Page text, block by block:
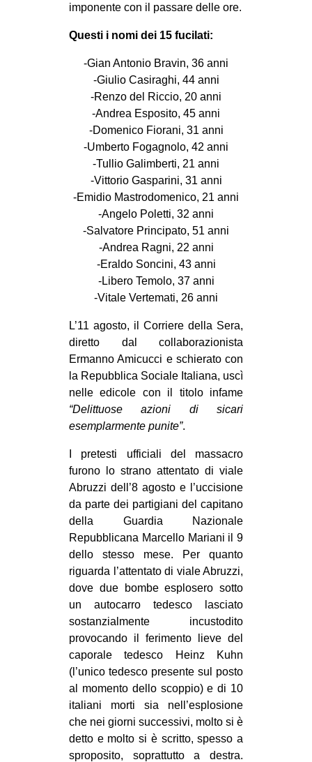
AFRICA
AMERICHE
ESTREMO ORIENTE
EUROPA
MEDIO ORIENTE
MONDO
EVENTI
in
Fb
tw
bsky
SEARCH
imponente con il passare delle ore.
Questi i nomi dei 15 fucilati:
-Gian Antonio Bravin, 36 anni
-Giulio Casiraghi, 44 anni
-Renzo del Riccio, 20 anni
-Andrea Esposito, 45 anni
-Domenico Fiorani, 31 anni
-Umberto Fogagnolo, 42 anni
-Tullio Galimberti, 21 anni
-Vittorio Gasparini, 31 anni
-Emidio Mastrodomenico, 21 anni
-Angelo Poletti, 32 anni
-Salvatore Principato, 51 anni
-Andrea Ragni, 22 anni
-Eraldo Soncini, 43 anni
-Libero Temolo, 37 anni
-Vitale Vertemati, 26 anni
L’11 agosto, il Corriere della Sera,
diretto dal collaborazionista
Ermanno Amicucci e schierato con
la Repubblica Sociale Italiana, uscì
nelle edicole con il titolo infame
“Delittuose azioni di sicari
esemplarmente punite”.
I pretesti ufficiali del massacro
furono lo strano attentato di viale
Abruzzi dell’8 agosto e l’uccisione
da parte dei partigiani del capitano
della Guardia Nazionale
Repubblicana Marcello Mariani il 9
dello stesso mese. Per quanto
riguarda l’attentato di viale Abruzzi,
dove due bombe esplosero sotto
un autocarro tedesco lasciato
sostanzialmente incustodito
provocando il ferimento lieve del
caporale tedesco Heinz Kuhn
(l’unico tedesco presente sul posto
al momento dello scoppio) e di 10
italiani morti sia nell’esplosione
che nei giorni successivi, molto si è
detto e molto si è scritto, spesso a
sproposito, soprattutto a destra.